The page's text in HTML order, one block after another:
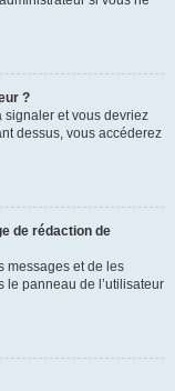
?
signaler et vous devriez
dessus, vous accéderez
de rédaction de
messages et de les
le panneau de l’utilisateur